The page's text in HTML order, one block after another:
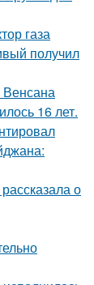
газа
получил
Венсана
16 лет.
о